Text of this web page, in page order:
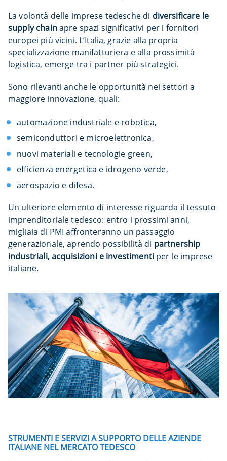
La volontà delle imprese tedesche di diversificare le
supply chainapre spazi significativi per i fornitori
europei più vicini. L’Italia, grazie alla propria
specializzazione manifatturiera e alla prossimità
logistica, emerge tra i partner più strategici.
Sono rilevanti anche le opportunità nei settori a
maggiore innovazione, quali:
automazione industriale e robotica,
semiconduttori e microelettronica,
nuovi materiali e tecnologie green,
efficienza energetica e idrogeno verde,
aerospazio e difesa.
Un ulteriore elemento di interesse riguarda il tessuto
imprenditoriale tedesco: entro i prossimi anni,
migliaia di PMI affronteranno un passaggio
generazionale, aprendo possibilità di partnership
industriali, acquisizioni e investimenti per le imprese
italiane.
STRUMENTI E SERVIZI A SUPPORTO DELLE AZIENDE
ITALIANE NEL MERCATO TEDESCO